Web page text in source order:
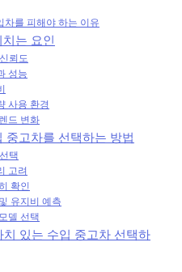
차를 피해야 하는 이유
는 요인
뢰도
성능
사용 환경
드 변화
중고차를 선택하는 방법
택
고려
확인
유지비 예측
델 선택
있는 수입 중고차 선택하